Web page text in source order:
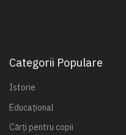
Categorii Populare
Istorie
Educațional
Cărți pentru copii